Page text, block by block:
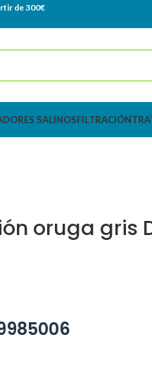
de 300€
SALINOSFILTRACIÓN
oruga gris